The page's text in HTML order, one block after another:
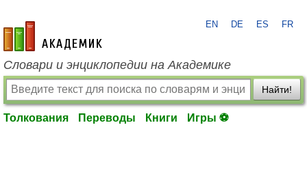
academic.ru
EN DE ES FR
Словари и энциклопедии на Академике
Найти!
Толкования Переводы Книги Игры ⚽